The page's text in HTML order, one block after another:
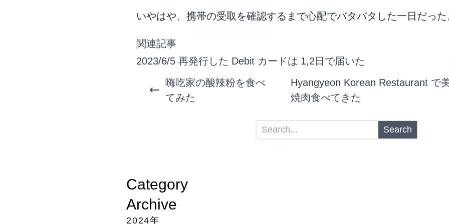
いやはや、携帯の受取を確認するまで心配でバタバタした一日だった
関連記事
2023/6/5 再発行した Debit カードは 1,2日で届いた
嗨吃家の酸辣粉を食べ
てみた
Hyangyeon Korean Restaurant で
焼肉食べてきた
Search
Category
Archive
2024年